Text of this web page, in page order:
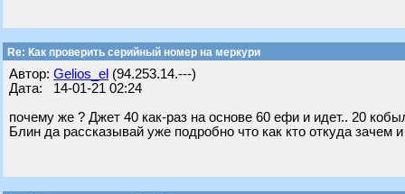
Re: Как проверить серийный номер на меркури
Автор: Gelios_el (94.253.14.---)
Дата: 14-01-21 02:24
почему же ? Джет 40 как-раз на основе 60 ефи и идет.. 20
Блин да рассказывай уже подробно что как кто откуда